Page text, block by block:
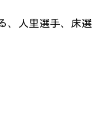
、人里選手、床選